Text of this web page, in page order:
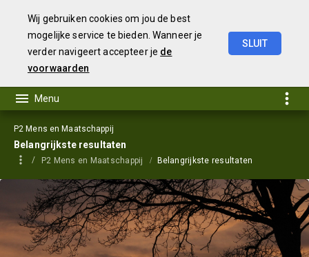
Wij gebruiken cookies om jou de best
mogelijke service te bieden. Wanneer je
verder navigeert accepteer je de
voorwaarden
SLUIT
P2 Mens en Maatschappij
Belangrijkste resultaten
P2 Mens en Maatschappij Belangrijkste resultaten